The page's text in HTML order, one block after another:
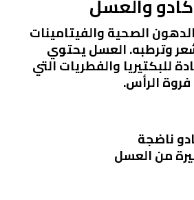
والعسل
الصحية والفيتامينات
وترطبه. العسل يحتوي
للبكتيريا والفطريات التي
الرأس.